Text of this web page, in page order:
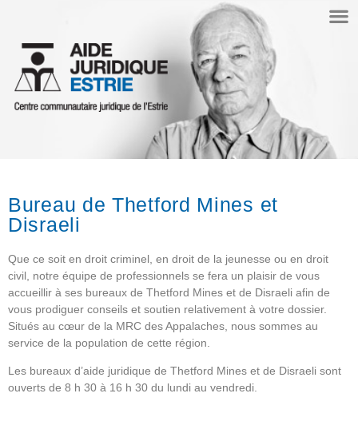
Bureau de Thetford Mines et
Disraeli
Que ce soit en droit criminel, en droit de la jeunesse ou en droit
civil, notre équipe de professionnels se fera un plaisir de vous
accueillir à ses bureaux de Thetford Mines et de Disraeli afin de
vous prodiguer conseils et soutien relativement à votre dossier.
Situés au cœur de la MRC des Appalaches, nous sommes au
service de la population de cette région.
Les bureaux d’aide juridique de Thetford Mines et de Disraeli sont
ouverts de 8 h 30 à 16 h 30 du lundi au vendredi.